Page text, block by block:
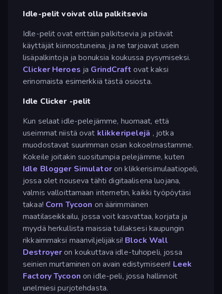
Idle-pelit voivat olla palkitsevia
Idle-pelit ovat erittäin palkitsevia ja pitävät
käyttäjät kiinnostuneina, ja ne tarjoavat usein
lisäpalkintoja ja bonuksia koukussa pysymiseksi.
Clicker Heroes ja GrindCraft ovat kaksi
erinomaista esimerkkiä tästä osiosta.
Idle Clicker -pelit
Kun selaat idle-pelejämme, huomaat, että
useimmat niistä ovat klikkeripelejä , jotka
muodostavat suurimman osan kokoelmastamme.
Kokeile joitakin suositumpia pelejämme, kuten
Idle Blogger Simulatoron klikkerisimulaatiopeli,
jossa olet nouseva tähti digitaalisena luojana,
valmis valloittamaan internetin, kaikki työpöytäsi
takaa! Corn Tycoon on äärimmäinen
maatilaseikkailu, jossa voit kasvattaa, korjata ja
myydä herkullista maissia tullaksesi kaupungin
rikkaimmaksi maanviljelijäksi! Block Wall
Destroyeron koukuttava idle-tuhopeli, jossa
seinien murtaminen on avain edistymiseen! Leek
Factory Tycoon on idle-peli, jossa hallinnoit
unelmiesi purjotehdasta.